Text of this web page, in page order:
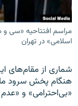
مراسم افتتاحیه «سی
اسلامی» در تهران
شماری از مقام‌های
هنگام پخش سرود
«بی‌احترامی» و